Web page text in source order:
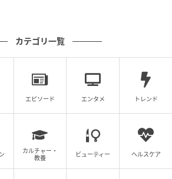
ときにも、このお粥が役立ってい
すが、お粥に隠されたニンジンの
のモッチーも勝てなかったようで
カテゴリ一覧
エピソード エンタメ トレンド
カルチャー・
教養
ビューティー ヘルスケア